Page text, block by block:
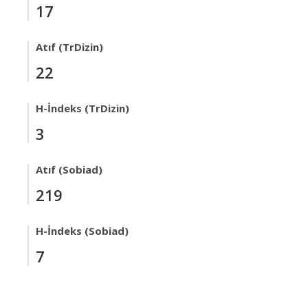
17
Atıf (TrDizin)
22
H-İndeks (TrDizin)
3
Atıf (Sobiad)
219
H-İndeks (Sobiad)
7